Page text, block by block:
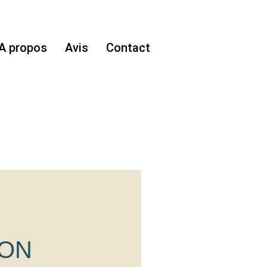
propos Avis Contact